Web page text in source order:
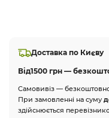
Доставка по Києву
Від1500 грн —
Самовивіз —
При замовленні на суму
здійснюється